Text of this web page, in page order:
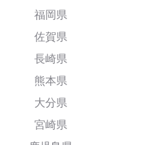
福岡県
佐賀県
長崎県
熊本県
大分県
宮崎県